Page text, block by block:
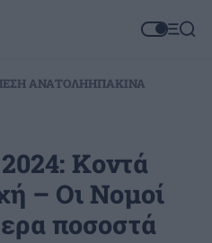
ΑΝΑΤΟΛΗΗΠΑΚΙΝΑ
Kοντά
– Οι Νομοί
ποσοστά